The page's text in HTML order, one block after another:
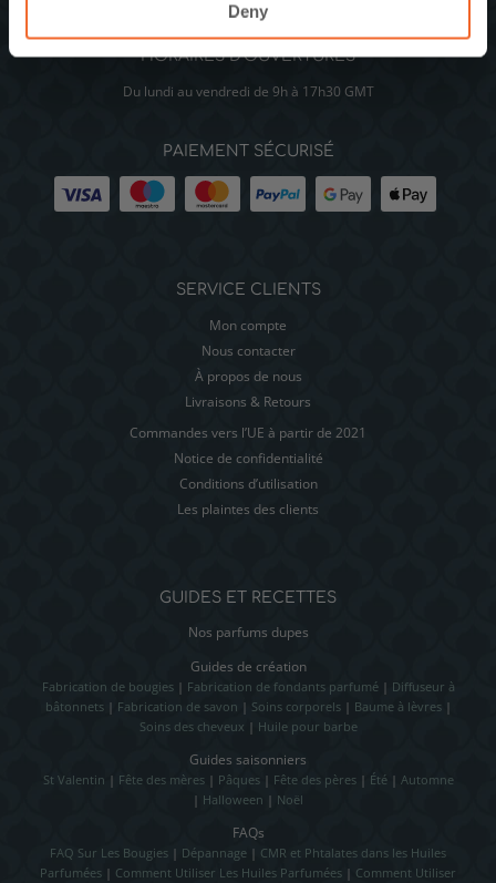
Deny
HORAIRES D’OUVERTURES
Du lundi au vendredi de 9h à 17h30 GMT
PAIEMENT SÉCURISÉ
SERVICE CLIENTS
Mon compte
Nous contacter
À propos de nous
Livraisons & Retours
Commandes vers l’UE à partir de 2021
Notice de confidentialité
Conditions d’utilisation
Les plaintes des clients
GUIDES ET RECETTES
Nos parfums dupes
Guides de création
Fabrication de bougies| Fabrication de fondants parfumé| Diffuseur à
bâtonnets| Fabrication de savon | Soins corporels| Baume à lèvres|
Soins des cheveux | Huile pour barbe
Guides saisonniers
St Valentin | Fête des mères| Pâques| Fête des pères| Été| Automne
| Halloween | Noël
FAQs
FAQ Sur Les Bougies | Dépannage | CMR et Phtalates dans les Huiles
Parfumées | Comment Utiliser Les Huiles Parfumées | Comment Utiliser